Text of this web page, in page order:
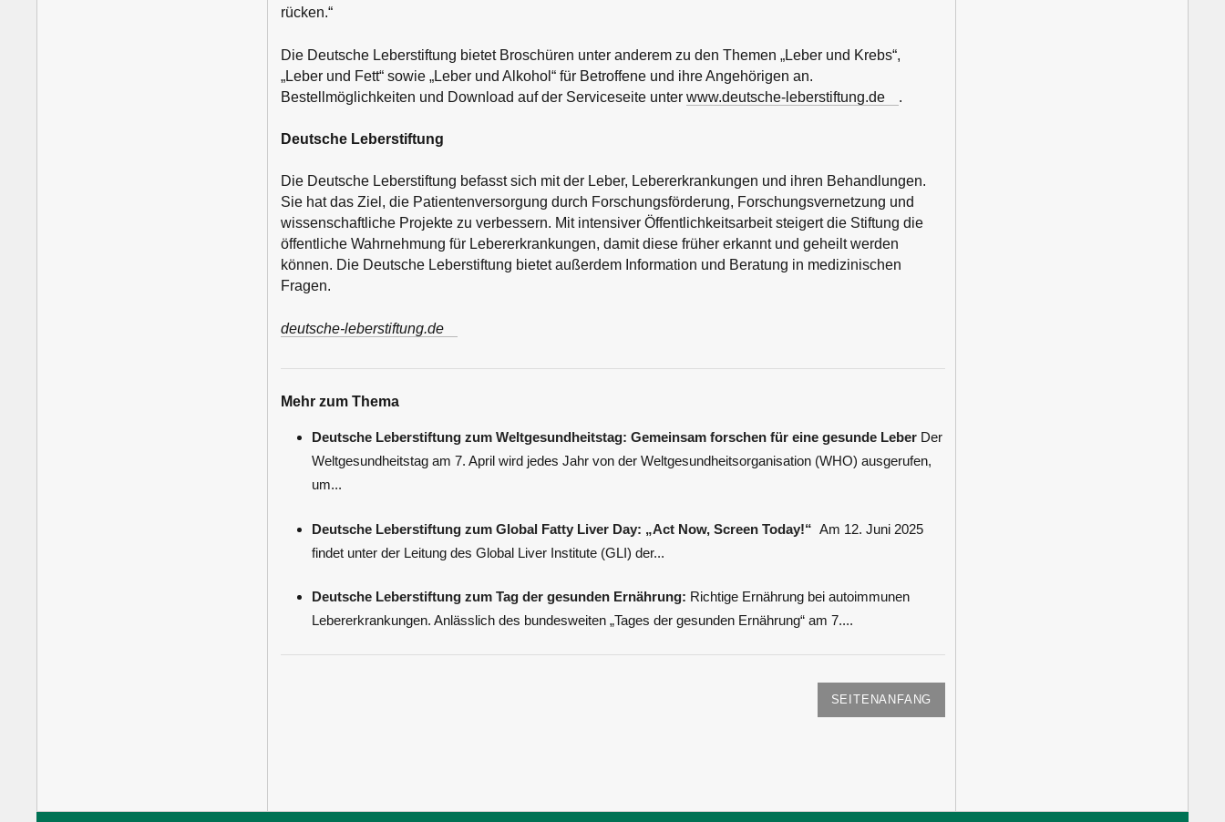
rücken.“
Die Deutsche Leberstiftung bietet Broschüren unter anderem zu den Themen „Leber und Krebs“,
„Leber und Fett“ sowie „Leber und Alkohol“ für Betroffene und ihre Angehörigen an.
Bestellmöglichkeiten und Download auf der Serviceseite unter www.deutsche-leberstiftung.de .
Deutsche Leberstiftung
Die Deutsche Leberstiftung befasst sich mit der Leber, Lebererkrankungen und ihren Behandlungen.
Sie hat das Ziel, die Patientenversorgung durch Forschungsförderung, Forschungsvernetzung und
wissenschaftliche Projekte zu verbessern. Mit intensiver Öffentlichkeitsarbeit steigert die Stiftung die
öffentliche Wahrnehmung für Lebererkrankungen, damit diese früher erkannt und geheilt werden
können. Die Deutsche Leberstiftung bietet außerdem Information und Beratung in medizinischen
Fragen.
deutsche-leberstiftung.de
Mehr zum Thema
Deutsche Leberstiftung zum Weltgesundheitstag: Gemeinsam forschen für eine gesunde Leber Der
Weltgesundheitstag am 7. April wird jedes Jahr von der Weltgesundheitsorganisation (WHO) ausgerufen,
um...
Deutsche Leberstiftung zum Global Fatty Liver Day: „Act Now, Screen Today!“ Am 12. Juni 2025
findet unter der Leitung des Global Liver Institute (GLI) der...
Deutsche Leberstiftung zum Tag der gesunden Ernährung: Richtige Ernährung bei autoimmunen
Lebererkrankungen. Anlässlich des bundesweiten „Tages der gesunden Ernährung“ am 7....
SEITENANFANG